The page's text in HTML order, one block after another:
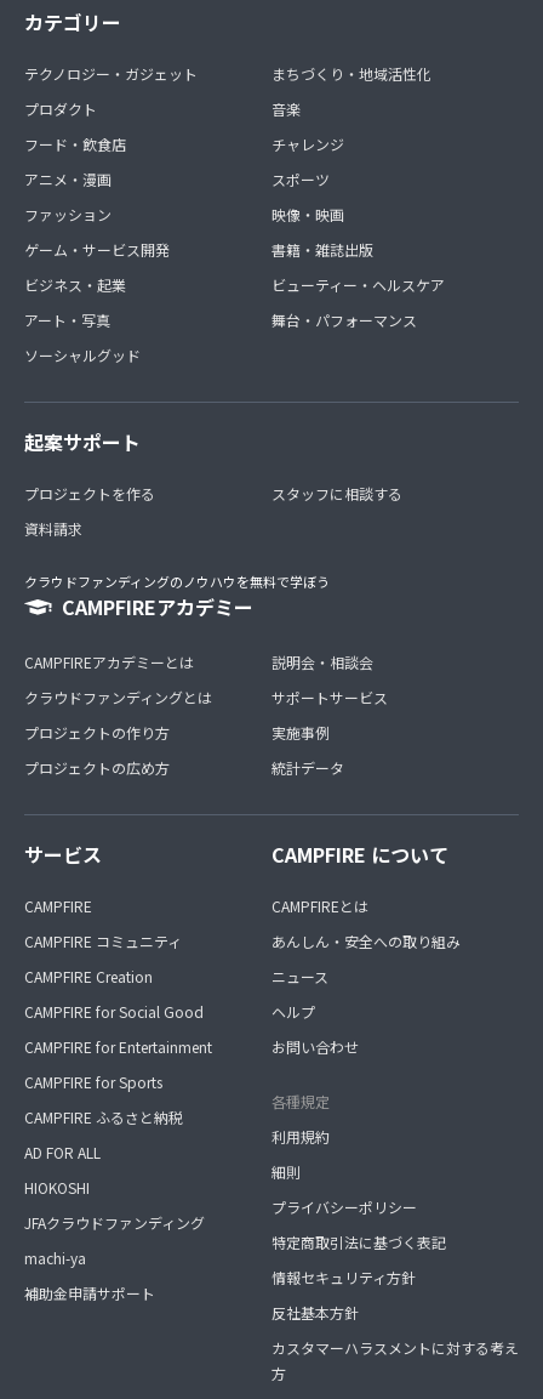
カテゴリー
テクノロジー・ガジェット
プロダクト
フード・飲食店
アニメ・漫画
ファッション
ゲーム・サービス開発
ビジネス・起業
アート・写真
ソーシャルグッド
まちづくり・地域活性化
音楽
チャレンジ
スポーツ
映像・映画
書籍・雑誌出版
ビューティー・ヘルスケア
舞台・パフォーマンス
起案サポート
プロジェクトを作る
資料請求
スタッフに相談する
クラウドファンディングのノウハウを無料で学ぼう
CAMPFIREアカデミー
CAMPFIREアカデミーとは
クラウドファンディングとは
プロジェクトの作り方
プロジェクトの広め方
説明会・相談会
サポートサービス
実施事例
統計データ
サービス
CAMPFIRE
CAMPFIRE コミュニティ
CAMPFIRE Creation
CAMPFIRE for Social Good
CAMPFIRE for Entertainment
CAMPFIRE for Sports
CAMPFIRE ふるさと納税
AD FOR ALL
HIOKOSHI
JFAクラウドファンディング
machi-ya
補助金申請サポート
CAMPFIRE について
CAMPFIREとは
あんしん・安全への取り組み
ニュース
ヘルプ
お問い合わせ
各種規定
利用規約
細則
プライバシーポリシー
特定商取引法に基づく表記
情報セキュリティ方針
反社基本方針
カスタマーハラスメントに対する考え
方